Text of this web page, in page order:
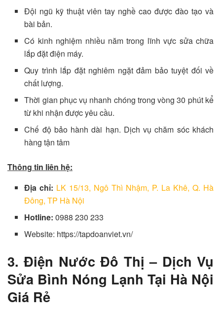
Đội ngũ kỹ thuật viên tay nghề cao được đào tạo và
bài bản.
Có kinh nghiệm nhiều năm trong lĩnh vực sửa chữa
lắp đặt điện máy.
Quy trình lắp đặt nghiêm ngặt đảm bảo tuyệt đối về
chất lượng.
Thời gian phục vụ nhanh chóng trong vòng 30 phút kể
từ khi nhận được yêu cầu.
Chế độ bảo hành dài hạn. Dịch vụ chăm sóc khách
hàng tận tâm
Thông tin liên hệ:
Địa chỉ: LK 15/13, Ngô Thì Nhậm, P. La Khê, Q. Hà
Đông, TP Hà Nội
Hotline: 0988 230 233
Website: https://tapdoanviet.vn/
3. Điện Nước Đô Thị – Dịch Vụ
Sửa Bình Nóng Lạnh Tại Hà Nội
Giá Rẻ